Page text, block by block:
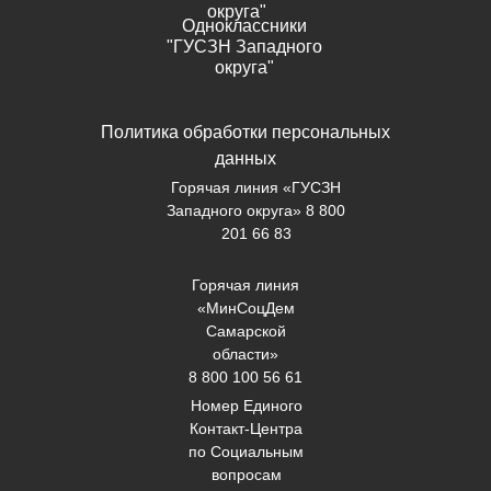
Горячая линия «ГУСЗН
Западного округа» 8 800
201 66 83
Горячая линия
«МинСоцДем
Самарской
области»
8 800 100 56 61
Номер Единого
Контакт-Центра
по Социальным
вопросам
Политика обработки персональных
данных
округа"
Одноклассники
"ГУСЗН Западного
округа"